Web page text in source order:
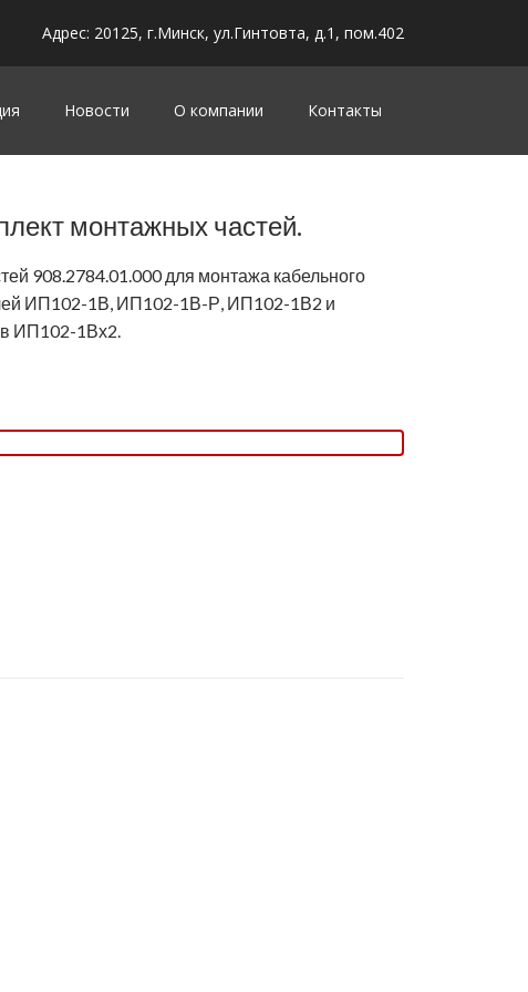
Адрес: 20125, г.Минск, ул.Гинтовта, д.1, пом.402
Новости О компании Контакты
монтажных частей.
908.2784.01.000 для монтажа кабельного
ИП102-1В, ИП102-1В-Р, ИП102-1В2 и
ИП102-1Вх2.